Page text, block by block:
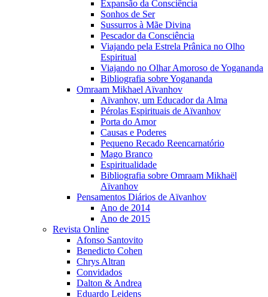
Expansão da Consciência
Sonhos de Ser
Sussurros à Mãe Divina
Pescador da Consciência
Viajando pela Estrela Prânica no Olho
Espiritual
Viajando no Olhar Amoroso de Yogananda
Bibliografia sobre Yogananda
Omraam Mikhael Aïvanhov
Aïvanhov, um Educador da Alma
Pérolas Espirituais de Aïvanhov
Porta do Amor
Causas e Poderes
Pequeno Recado Reencarnatório
Mago Branco
Espiritualidade
Bibliografia sobre Omraam Mikhaël
Aïvanhov
Pensamentos Diários de Aïvanhov
Ano de 2014
Ano de 2015
Revista Online
Afonso Santovito
Benedicto Cohen
Chrys Altran
Convidados
Dalton & Andrea
Eduardo Leidens